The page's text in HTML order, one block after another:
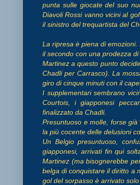
punta sulle giocate del suo
Diavoli Rossi vanno vicini al
il sinistro del trequartista del
La ripresa è piena di
il secondo con una prodezza
Martinez a questo punto
Chadli per Carrasco). La
giro di cinque minuti con il
I supplementari sembrano
Courtois, i giapponesi
finalizzato da Chadli.
Presuntuoso e molle, forse
la più cocente delle delusioni
Un Belgio presuntuoso,
giapponesi, arrivati fin qui
Martinez (ma bisognerebbe
belga di conquistare il diritto a
gol del sorpasso è arrivato